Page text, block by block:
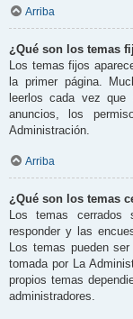
Arriba
¿Qué son los temas
Los temas fijos
la primer página.
leerlos cada vez
anuncios, los
Administración.
Arriba
¿Qué son los temas
Los temas
responder y las
Los temas pueden
tomada por La
propios temas
administradores.